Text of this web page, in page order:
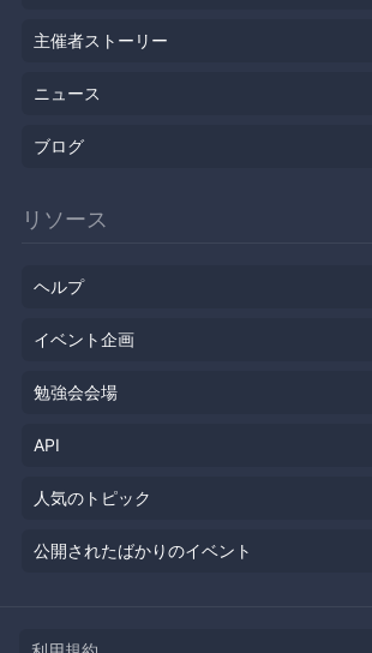
主催者ストーリー
ニュース
ブログ
リソース
ヘルプ
イベント企画
勉強会会場
API
人気のトピック
公開されたばかりのイベント